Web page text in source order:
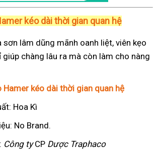
kéo dài thời gian quan hệ
sơn lâm dũng mãnh oanh liệt, viên kẹo
giúp chàng lâu ra mà còn làm cho nàng
Hamer kéo dài thời gian quan hệ
Hoa Kì
No Brand.
Công tyCP Dược Traphaco